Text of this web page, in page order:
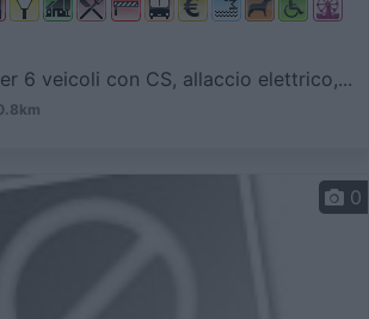
6 veicoli con CS, allaccio elettrico,...
0